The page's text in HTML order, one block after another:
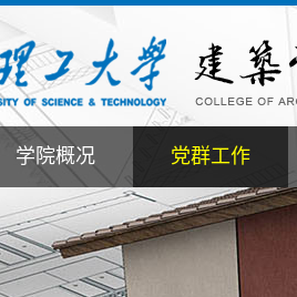
学院概况 党群工作